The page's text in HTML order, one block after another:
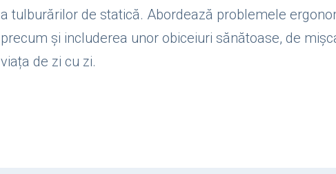
a tulburărilor de statică. Abordează problemele
precum și includerea unor obiceiuri sănătoase, de
viața de zi cu zi.